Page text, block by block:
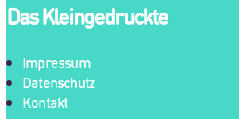
Das Kleingedruckte
Impressum
Datenschutz
Kontakt